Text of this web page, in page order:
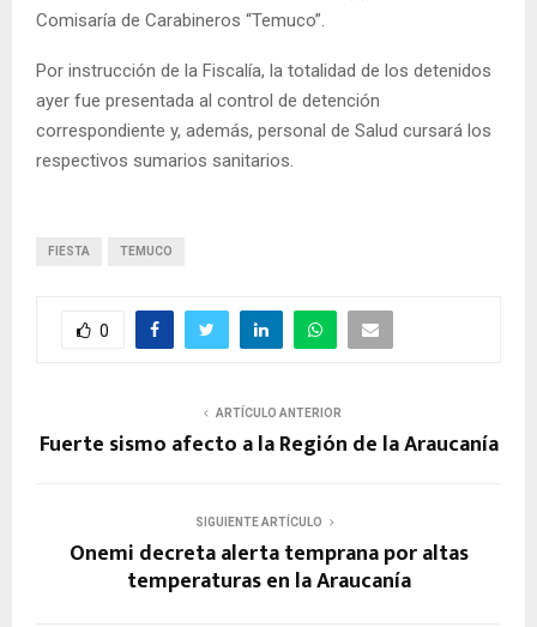
Comisaría de Carabineros “Temuco”.
Por instrucción de la Fiscalía, la totalidad de los detenidos
ayer fue presentada al control de detención
correspondiente y, además, personal de Salud cursará los
respectivos sumarios sanitarios.
FIESTA TEMUCO
0
ARTÍCULO ANTERIOR
Fuerte sismo afecto a la Región de la Araucanía
SIGUIENTE ARTÍCULO
Onemi decreta alerta temprana por altas
temperaturas en la Araucanía